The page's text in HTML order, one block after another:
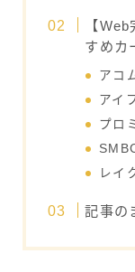
【
すめカ
アコ
アイ
プロ
レイ
記事の